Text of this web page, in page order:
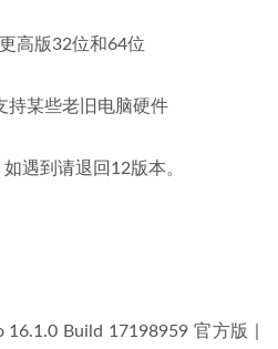
高版32位和64位
持某些老旧电脑硬件
遇到请退回12版本。
Build 17198959 官方版 |